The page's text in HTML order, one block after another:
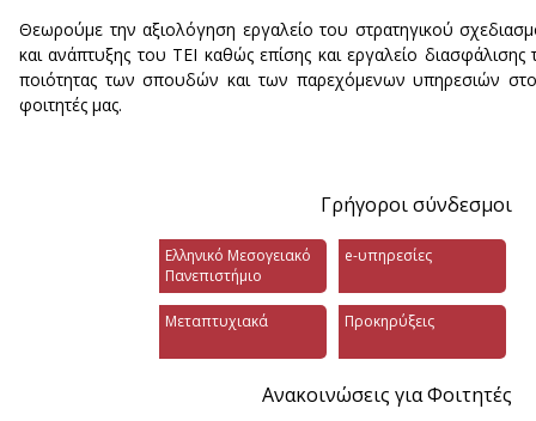
Θεωρούμε την αξιολόγηση εργαλείο του στρατηγικού
και ανάπτυξης του ΤΕΙ καθώς επίσης και εργαλείο διασφάλισης
ποιότητας των σπουδών και των παρεχόμενων υπηρεσιών
φοιτητές μας.
Γρήγοροι σύνδεσμοι
Ελληνικό Μεσογειακό
Πανεπιστήμιο
e-υπηρεσίες
Μεταπτυχιακά Προκηρύξεις
Ανακοινώσεις για Φοιτητές